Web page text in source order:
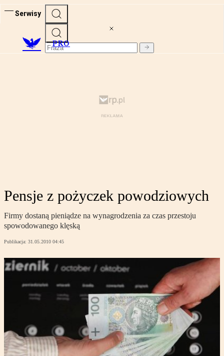
Serwisy
PRO
Pensje z pożyczek powodziowych
Firmy dostaną pieniądze na wynagrodzenia za czas przestoju
spowodowanego klęską
Publikacja: 31.05.2010 04:45